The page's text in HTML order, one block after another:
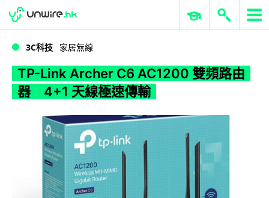
WWDC 2026 ERP 與商業 AI
3C科技 家居無線
TP-Link Archer C6 AC1200 雙頻路由
器 4+1 天線極速傳輸